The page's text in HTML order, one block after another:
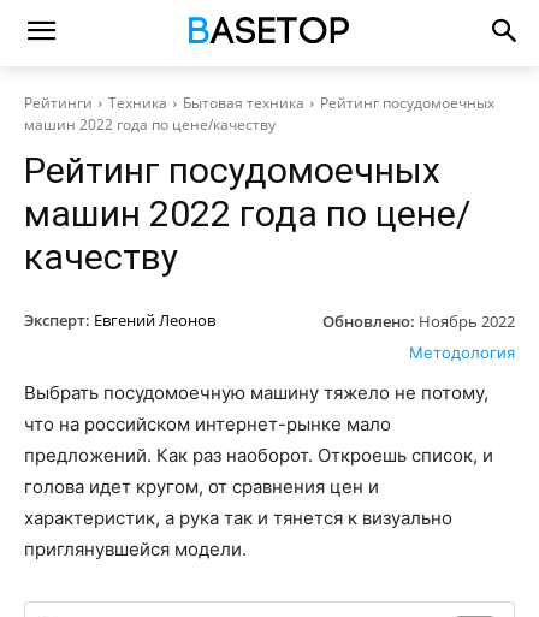
Рейтинги Техника Бытовая техника
Рейтинг посудомоечных
машин 2022 года по цене/качеству
Рейтинг посудомоечных
машин 2022 года по цене/
качеству
Эксперт: Евгений Леонов Обновлено: Ноябрь 2022
Методология
Выбрать посудомоечную машину тяжело не потому,
что на российском интернет-рынке мало
предложений. Как раз наоборот. Откроешь список, и
голова идет кругом, от сравнения цен и
характеристик, а рука так и тянется к визуально
приглянувшейся модели.